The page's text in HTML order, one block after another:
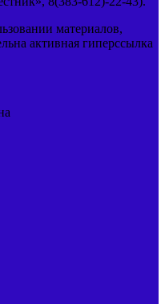
материалов,
активная гиперссылка